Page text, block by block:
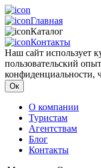
Главная
Каталог
Контакты
Наш сайт использует
пользовательский
конфиденциальности,
Ок
О компании
Туристам
Агентствам
Блог
Контакты